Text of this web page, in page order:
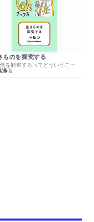
ものを探究する
─自然を観察するってどういうこと？
渉著